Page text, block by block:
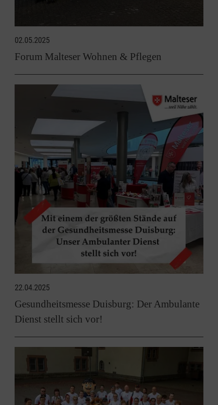
02.05.2025
Forum Malteser Wohnen & Pflegen
22.04.2025
Gesundheitsmesse Duisburg: Der Ambulante
Dienst stellt sich vor!